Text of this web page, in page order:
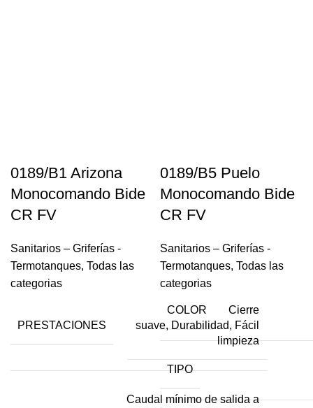
0189/B1 Arizona
Monocomando Bide
CR FV
Sanitarios – Griferías -
Termotanques, Todas las
categorias
PRESTACIONES
Cierre
suave, Durabilidad, Fácil
limpieza
Caudal mínimo de salida a
0189/B5 Puelo
Monocomando Bide
CR FV
Sanitarios – Griferías -
Termotanques, Todas las
categorias
COLOR
TIPO